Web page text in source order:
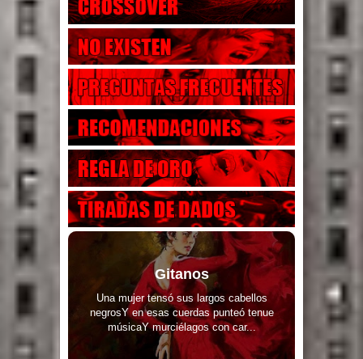
Gitanos
Una mujer tensó sus largos cabellos
negrosY en esas cuerdas punteó tenue
músicaY murciélagos con car...